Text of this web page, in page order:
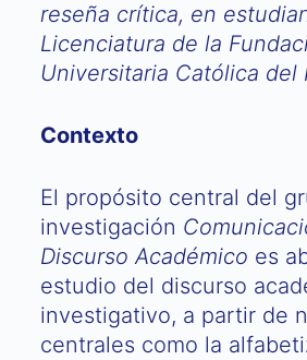
reseña crítica, en
Licenciatura de la
Universitaria Católica del
Contexto
El propósito central del
investigación
Discurso Académico es
estudio del discurso
investigativo, a partir de
centrales como la